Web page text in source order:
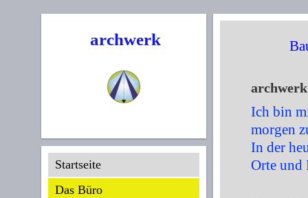
archwerk
Startseite
Das Büro
Ich bin
morgen
In der
Orte und